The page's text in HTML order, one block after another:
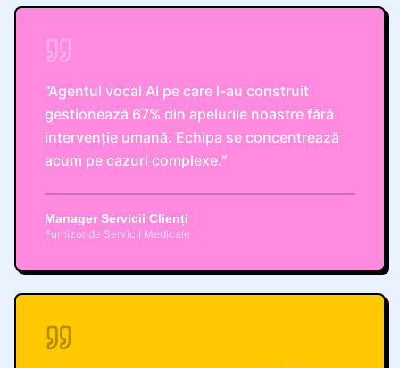
“Agentul vocal AI pe care l-au construit
gestionează 67% din apelurile noastre fără
intervenție umană. Echipa se concentrează
acum pe cazuri complexe.”
Manager Servicii Clienți
Furnizor de Servicii Medicale